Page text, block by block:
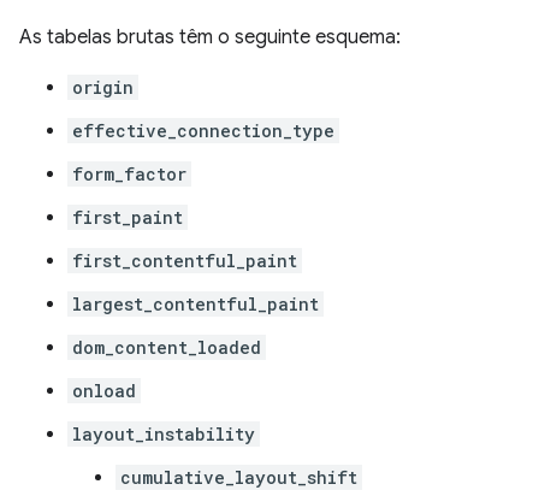
As tabelas brutas têm o seguinte esquema:
origin
effective_connection_type
form_factor
first_paint
first_contentful_paint
largest_contentful_paint
dom_content_loaded
onload
layout_instability
cumulative_layout_shift